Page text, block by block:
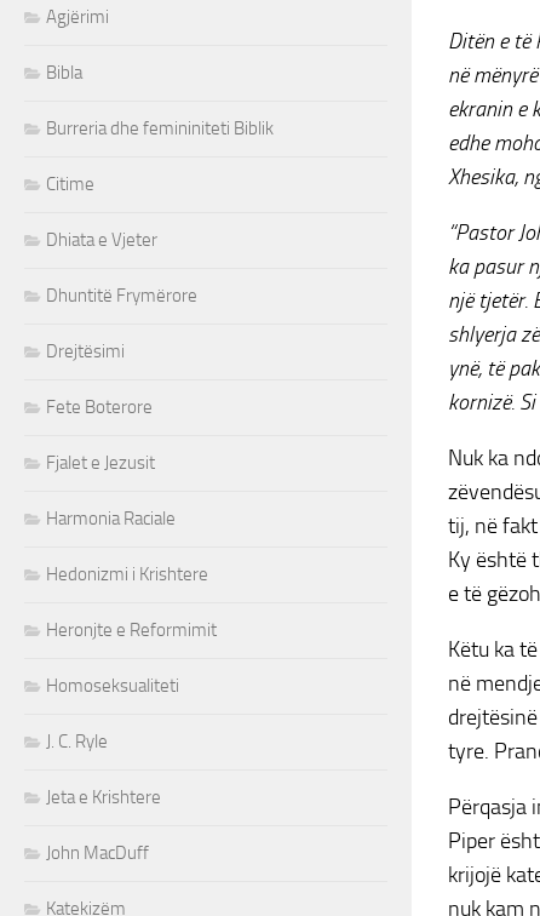
Ditën e të
në
ekranin e
edhe
Xhesika,
“Pastor
ka pasur
një tjetër.
shlyerja
ynë, të
kornizë.
Nuk ka
tij, në
Ky është
e të
Këtu ka
në
tyre.
Përqasja
Piper
krijojë
nuk kam
Agjërimi
Bibla
Burreria dhe femininiteti Biblik
Citime
Dhiata e Vjeter
Dhuntitë Frymërore
Drejtësimi
Fete Boterore
Fjalet e Jezusit
Harmonia Raciale
Hedonizmi i Krishtere
Heronjte e Reformimit
Homoseksualiteti
J. C. Ryle
Jeta e Krishtere
John MacDuff
Katekizëm